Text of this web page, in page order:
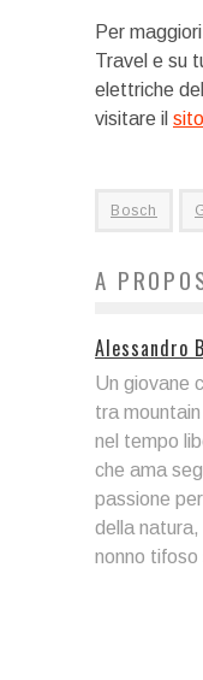
Per
Travel e su
elettriche
visitare il
Bosch
A
Alessandro
Un giovane
tra
nel tempo
che ama
passione
della
nonno